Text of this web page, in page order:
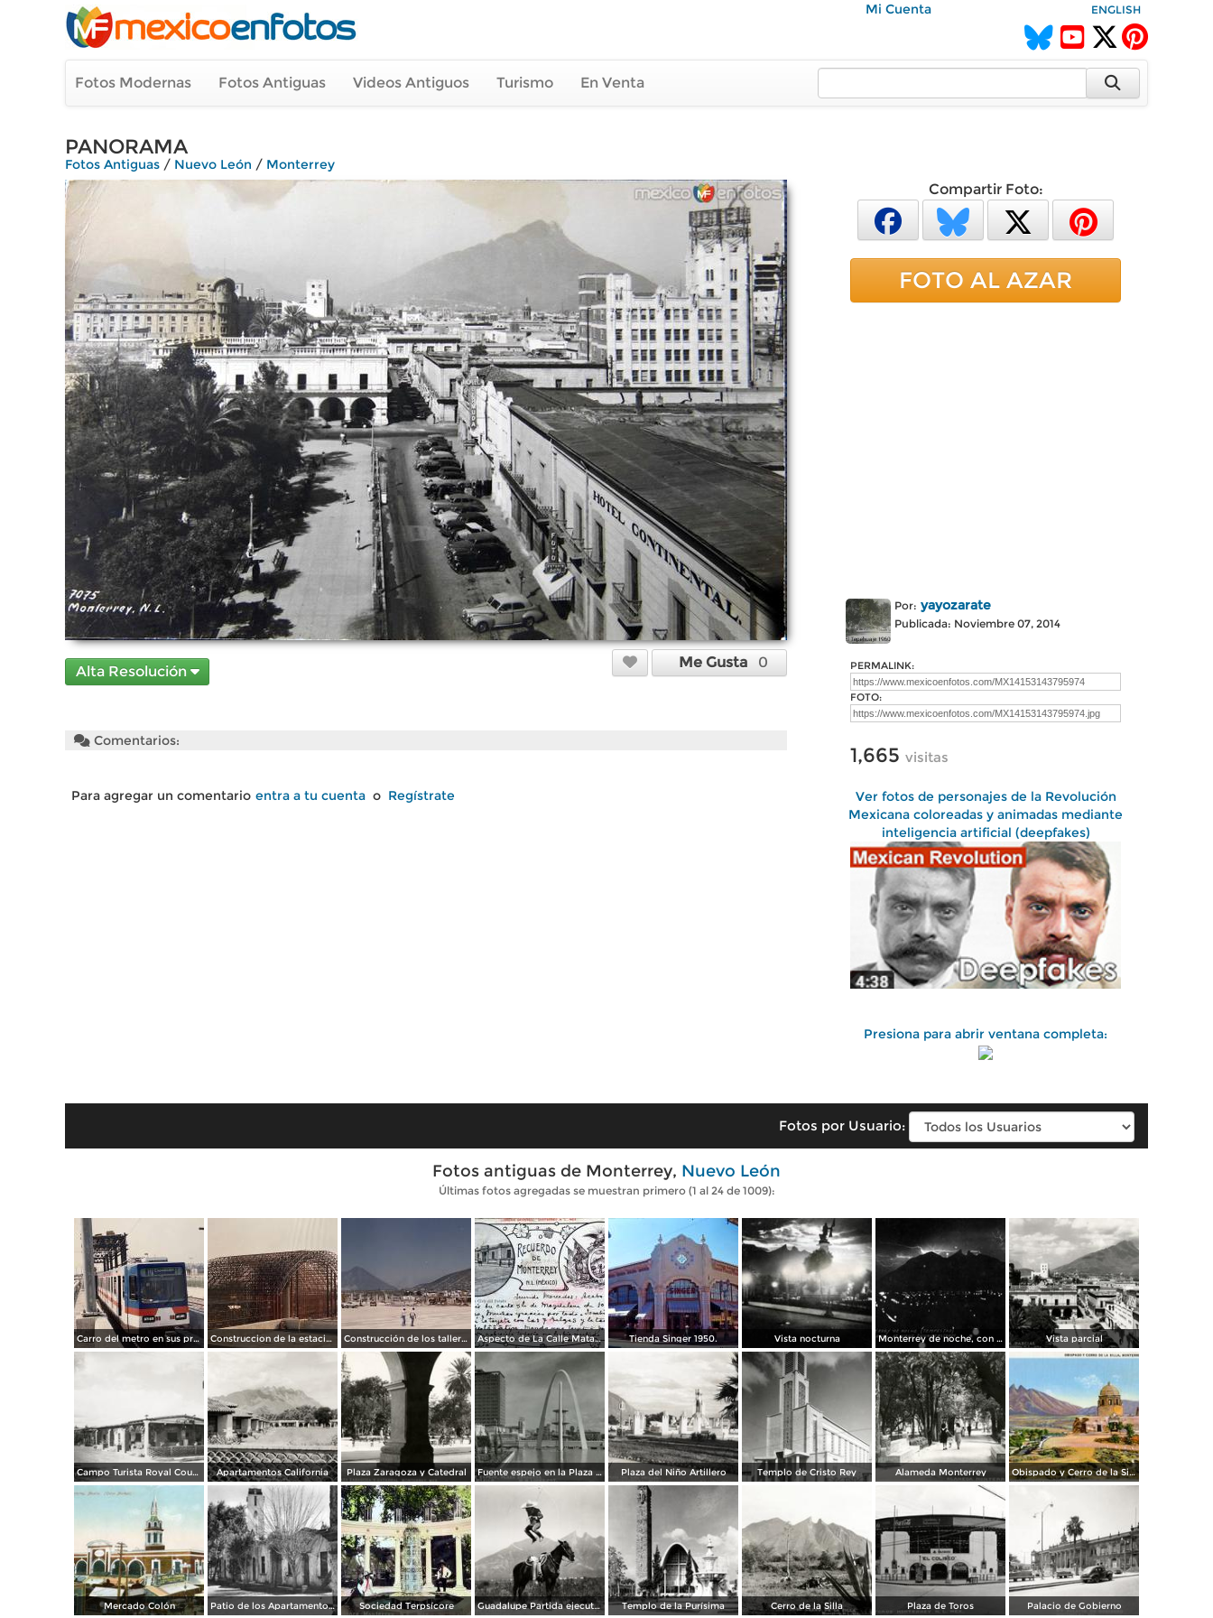
Mi Cuenta ENGLISH
Fotos Modernas Fotos Antiguas Videos Antiguos Turismo En Venta
PANORAMA
Fotos Antiguas / Nuevo León / Monterrey
Alta Resolución
Me Gusta 0
Comentarios:
Para agregar un comentario entra a tu cuenta o Regístrate
Compartir Foto:
FOTO AL AZAR
Por: yayozarate
Publicada: Noviembre 07, 2014
PERMALINK:
FOTO:
1,665 visitas
Ver fotos de personajes de la Revolución
Mexicana coloreadas y animadas mediante
inteligencia artificial (deepfakes)
Presiona para abrir ventana completa:
Fotos por Usuario:
Fotos antiguas de Monterrey, Nuevo León
Últimas fotos agregadas se muestran primero (1 al 24 de 1009):
Carro del metro en sus primeras pruebas durante 1990 Construccion de la estacion cuauhtemoc Construcción de los talleres del metro Aspecto de La Calle Matamoros ( Circulada el 8 de Abril de 1912 ). Tienda Singer 1950. Vista nocturna Monterrey de noche, con tempestad Vista parcial
Campo Turista Royal Courts Apartamentos California Plaza Zaragoza y Catedral Fuente espejo en la Plaza Zaragoza Plaza del Niño Artillero Templo de Cristo Rey Alameda Monterrey Obispado y Cerro de la Silla
Mercado Colón Patio de los Apartamentos Regina Sociedad Terpsícore Guadalupe Partida ejecutando una charrería con lazo Templo de la Purísima Cerro de la Silla Plaza de Toros Palacio de Gobierno